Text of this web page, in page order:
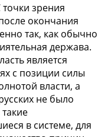
зрения
окончания
так, как обычно
держава.
является
с позиции силы
власти, а
не было
в системе, для